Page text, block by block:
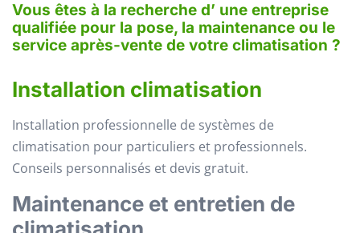
Vous êtes à la recherche d’ une entreprise
qualifiée pour la pose, la maintenance ou le
service après-vente de votre climatisation ?
Installation climatisation
Installation professionnelle de systèmes de
climatisation pour particuliers et professionnels.
Conseils personnalisés et devis gratuit.
Maintenance et entretien de